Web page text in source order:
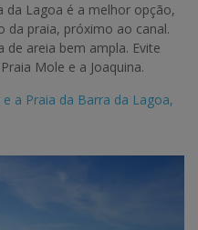
da Lagoa é a melhor opção,
da praia, próximo ao canal.
de areia bem ampla. Evite
Mole e a Joaquina.
a Praia da Barra da Lagoa,